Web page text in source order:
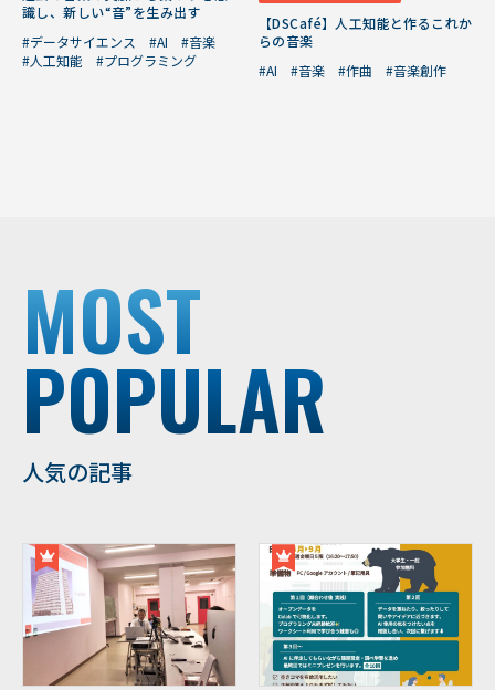
識し、新しい“音”を生み出す
#データサイエンス
#AI
#音楽
#人工知能
#プログラミング
【DSCafé】人工知能と作るこれか
らの音楽
#AI
#音楽 #作曲 #音楽創作
MOST
POPULAR
人気の記事